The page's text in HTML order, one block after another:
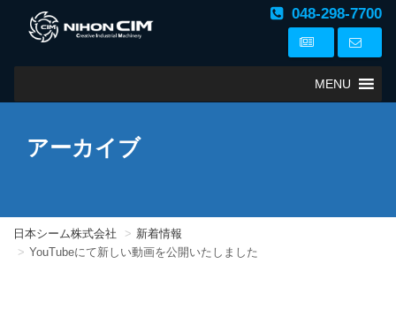
048-298-7700
MENU
アーカイブ
日本シーム株式会社
新着情報
YouTubeにて新しい動画を公開いたしました